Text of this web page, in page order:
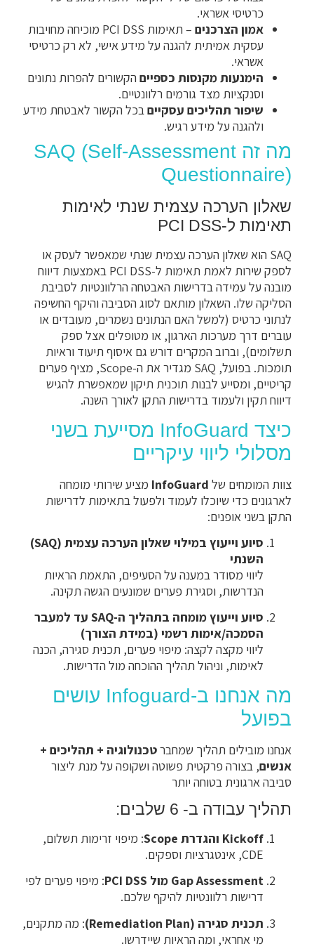
כרטיסי אשראי.
אמון הצרכנים
– תאימות PCI DSS מוכיחה מחויבות
עסקית אמיתית להגנה על מידע אישי, לא רק כרטיסי
אשראי.
הימנעות מקנסות כספיים הקשורים להפרות נתונים
וסנקציות מצד גורמים רלוונטיים.
שיפור תהליכים עסקייםבכל הקשור לאבטחת מידע
ולהגנה על מידע רגיש.
מה זה SAQ (Self-Assessment
Questionnaire)
שאלון הערכה עצמית שנתי לאימות
תאימות ל-PCI DSS
SAQ הוא שאלון הערכה עצמית שנתי שמאפשר לעסק או
לספק שירות לאמת תאימות ל-PCI DSS באמצעות דיווח
מובנה על עמידה בדרישות האבטחה הרלוונטיות לסביבת
הסליקה שלו. השאלון מותאם לסוג הסביבה והיקף החשיפה
לנתוני כרטיס (למשל האם הנתונים נשמרים, מעובדים או
עוברים דרך מערכות הארגון, או מטופלים אצל ספק
תשלומים), וברוב המקרים דורש גם איסוף תיעוד וראיות
תומכות. בפועל, SAQ מגדיר את ה-Scope, מציף פערים
קריטיים, ומסייע לבנות תוכנית תיקון שמאפשרת להגיש
דיווח תקין ולעמוד בדרישות התקן לאורך השנה.
כיצד InfoGuard מסייעת בשני
מסלולי ליווי עיקריים
צוות המומחים של InfoGuard מציע שירותי מומחה
לארגונים כדי שיוכלו לעמוד ולפעול בתאימות לדרישות
התקן בשני אופנים:
סיוע וייעוץ במילוי שאלון הערכה עצמית (SAQ)
השנתי
ליווי מסודר במענה על הסעיפים, התאמת הראיות
הנדרשות, וסגירת פערים שמונעים הגשה תקינה.
סיוע וייעוץ מומחה בתהליך ה-SAQ עד למעבר
הסמכה/אימות רשמי (במידת הצורך)
ליווי מקצה לקצה: מיפוי פערים, תכנית סגירה, הכנה
לאימות, וניהול תהליך ההוכחה מול הדרישות.
מה אנחנו ב-Infoguard עושים
בפועל
אנחנו מובילים תהליך שמחברטכנולוגיה + תהליכים +
אנשים, בצורה פרקטית פשוטה ושקופה על מנת ליצור
סביבה ארגונית בטוחה יותר
תהליך עבודה ב- 6 שלבים:
Kickoff והגדרת Scope
: מיפוי זרימות תשלום,
CDE, אינטגרציות וספקים.
Gap Assessment מול PCI DSS
: מיפוי פערים לפי
דרישות רלוונטיות להיקף שלכם.
תכנית סגירה (Remediation Plan)
: מה מתקנים,
מי אחראי, ומה הראיות שיידרשו.